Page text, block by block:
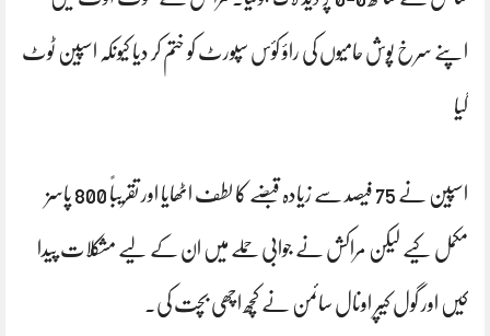
اپنے سرخ پوش حامیوں کی راؤ کؤس سپورٹ کو ختم کر دیا کیونکہ اسپین ٹوٹ
گیا
اسپین نے 75 فیصد سے زیادہ قبضے کا لطف اٹھایا اور تقریباً 800 پاسز
مکمل کیے لیکن مراکش نے جوابی حملے میں ان کے لیے مشکلات پیدا
کیں اور گول کیپر اونال سائمن نے کچھ اچھی بچت کی۔